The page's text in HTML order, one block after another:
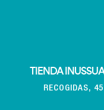
TIENDA
RECOGIDAS,